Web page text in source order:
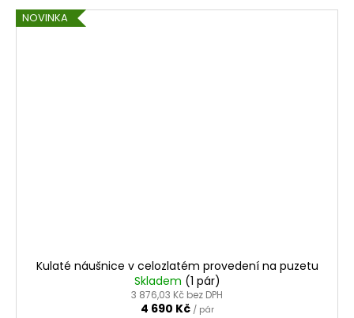
NOVINKA
Kulaté náušnice v celozlatém provedení na puzetu
Skladem (1 pár)
3 876,03 Kč bez DPH
4 690 Kč / pár